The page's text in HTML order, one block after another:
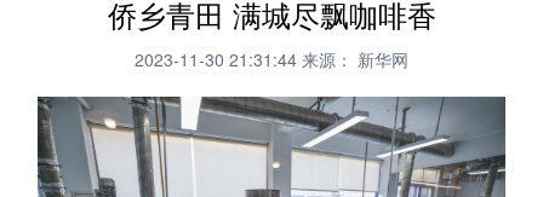
学习进行时 高层 时政
财经 网评
台湾 思客智库 全球连线
科技 体育
侨乡青田 满城尽飘咖啡香
2023-11-30 21:31:44 来源： 新华网